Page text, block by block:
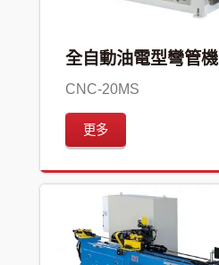
全自動油電型彎管機
CNC-20MS
更多